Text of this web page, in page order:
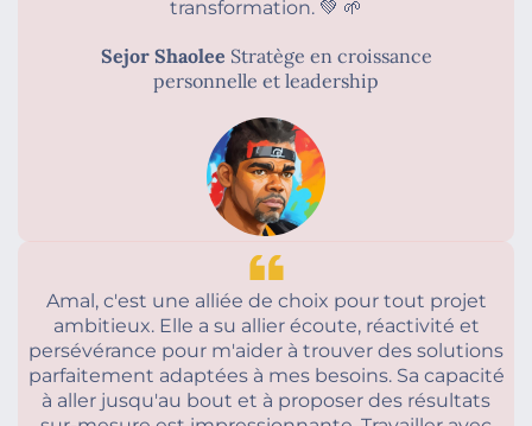
transformation. 💚 🌱
Sejor Shaolee Stratège en croissance
personnelle et leadership
Amal, c'est une alliée de choix pour tout projet
ambitieux. Elle a su allier écoute, réactivité et
persévérance pour m'aider à trouver des solutions
parfaitement adaptées à mes besoins. Sa capacité
à aller jusqu'au bout et à proposer des résultats